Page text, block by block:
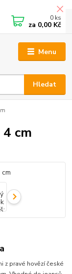
Menu
Hledat
0 ks
za 0,00 Kč
cm
z pravé hovězí české